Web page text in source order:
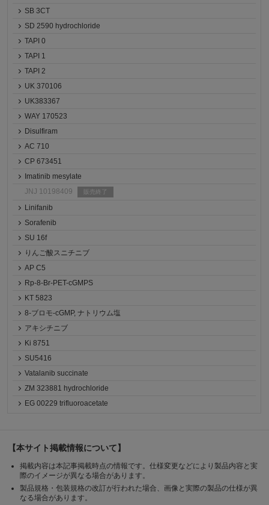
SB 3CT
SD 2590 hydrochloride
TAPI 0
TAPI 1
TAPI 2
UK 370106
UK383367
WAY 170523
Disulfiram
AC 710
CP 673451
Imatinib mesylate
JNJ 10198409
販売終了
Linifanib
Sorafenib
SU 16f
りんご酸スニチニブ
AP C5
Rp-8-Br-PET-cGMPS
KT 5823
8-ブロモ-cGMP, ナトリウム塩
アキシチニブ
Ki 8751
SU5416
Vatalanib succinate
ZM 323881 hydrochloride
EG 00229 trifluoroacetate
【本サイト掲載情報について】
掲載内容は本記事掲載時点の情報です。仕様変更などにより製品内容と実
際のイメージが異なる場合があります。
製品規格・包装規格の改訂が行われた場合、画像と実際の製品の仕様が異
なる場合があります。